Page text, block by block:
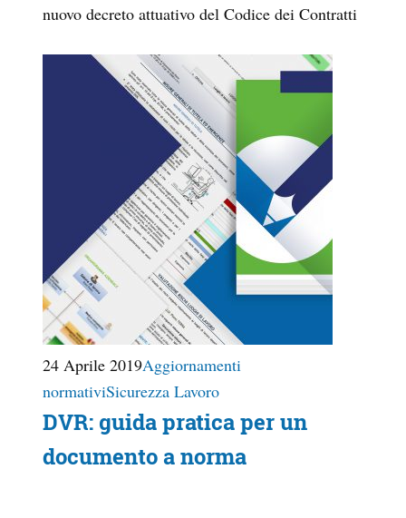
nuovo decreto attuativo del Codice dei Contratti
24 Aprile 2019Aggiornamenti
normativiSicurezza Lavoro
DVR: guida pratica per un
documento a norma